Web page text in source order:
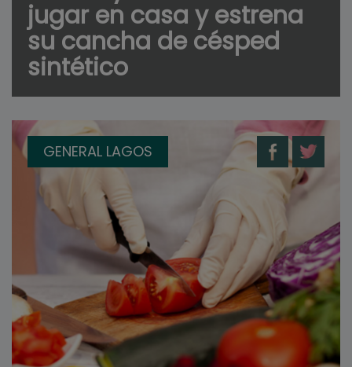
jugar en casa y estrena
su cancha de césped
sintético
GENERAL LAGOS